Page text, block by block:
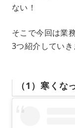
ない！
そこで今回は業
3つ紹介していき
（1）寒くな